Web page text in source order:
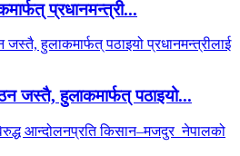
प्रधानमन्त्री...
जस्तै, हुलाकमार्फत् पठाइयो...